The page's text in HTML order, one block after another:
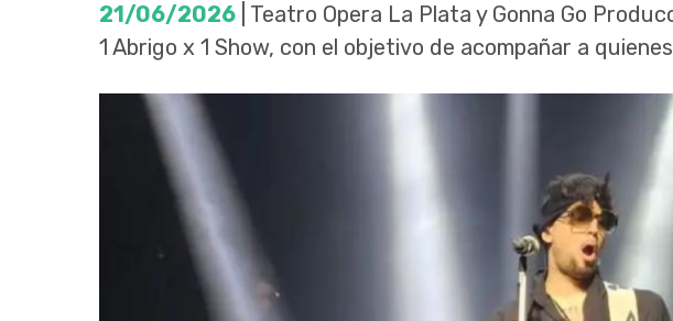
21/06/2026 | Teatro Opera La Plata y Gonna Go
1 Abrigo x 1 Show, con el objetivo de acompañar a